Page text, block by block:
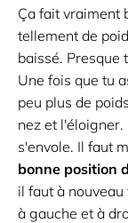
Ça fait vraiment
tellement de
baissé. Presque
Une fois que tu
peu plus de
nez et l'éloigner.
s'envole. Il faut
bonne position
il faut à
à gauche et à